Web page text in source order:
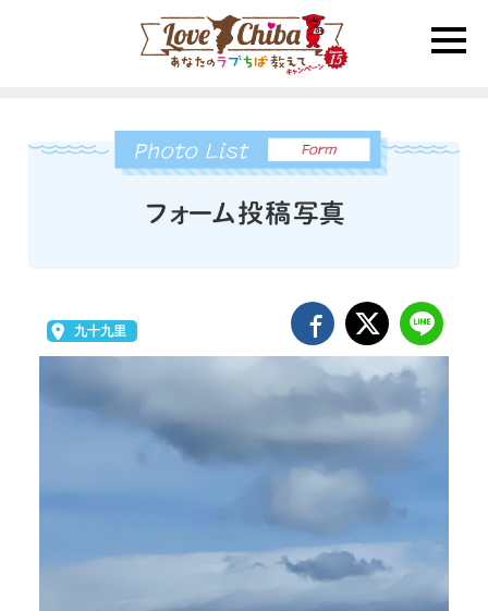
toggle
九十九里